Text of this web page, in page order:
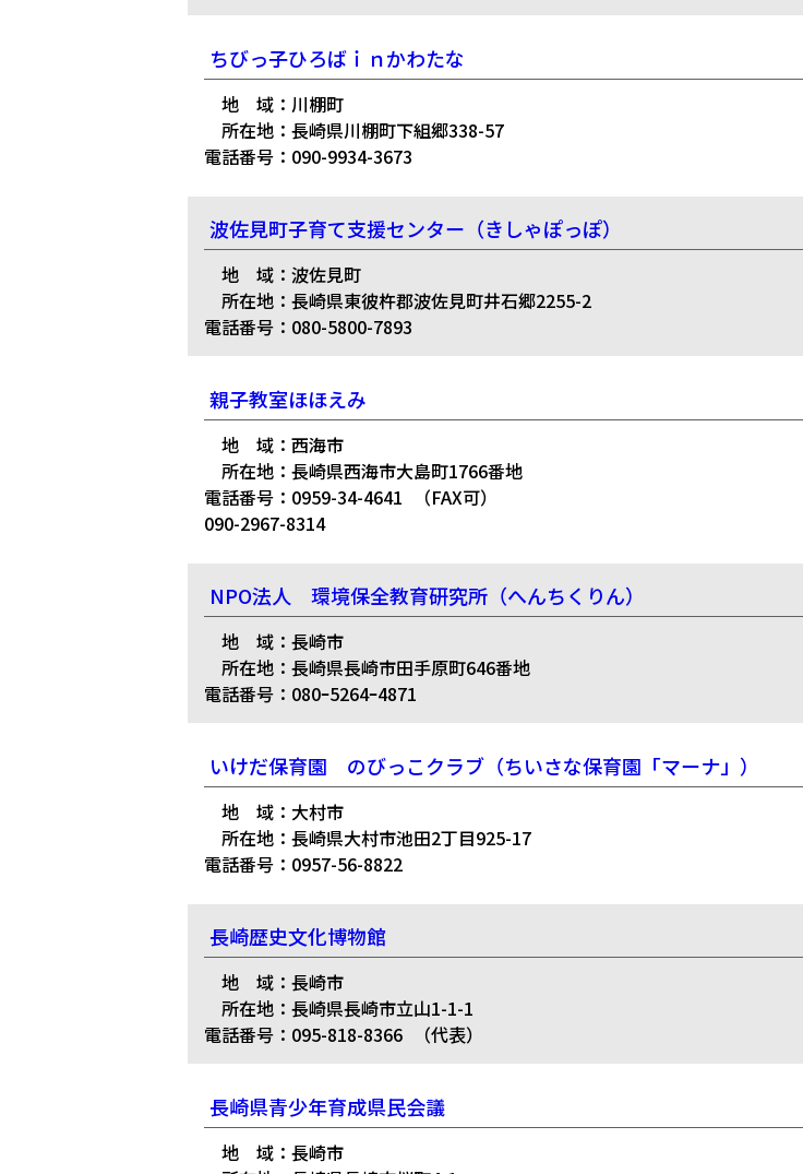
ちびっ子ひろばｉｎかわたな
地 域：川棚町
所在地：長崎県川棚町下組郷338-57
電話番号：090-9934-3673
波佐見町子育て支援センター（きしゃぽっぽ）
地 域：波佐見町
所在地：長崎県東彼杵郡波佐見町井石郷2255-2
電話番号：080-5800-7893
親子教室ほほえみ
地 域：西海市
所在地：長崎県西海市大島町1766番地
電話番号：0959-34-4641
（FAX可）
090-2967-8314
NPO法人 環境保全教育研究所（へんちくりん）
地 域：長崎市
所在地：長崎県長崎市田手原町646番地
電話番号：080ｰ5264ｰ4871
いけだ保育園 のびっこクラブ（ちいさな保育園「マーナ」）
地 域：大村市
所在地：長崎県大村市池田2丁目925-17
電話番号：0957-56-8822
長崎歴史文化博物館
地 域：長崎市
所在地：長崎県長崎市立山1-1-1
電話番号：095-818-8366
（代表）
長崎県青少年育成県民会議
地 域：長崎市